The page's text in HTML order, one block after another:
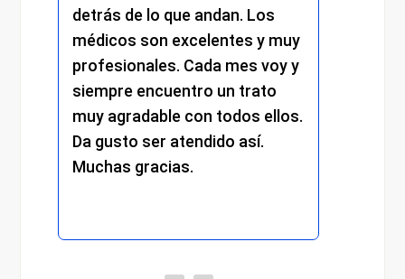
detrás de lo que andan. Los
médicos son excelentes y muy
profesionales. Cada mes voy y
siempre encuentro un trato
muy agradable con todos ellos.
Da gusto ser atendido así.
Muchas gracias.